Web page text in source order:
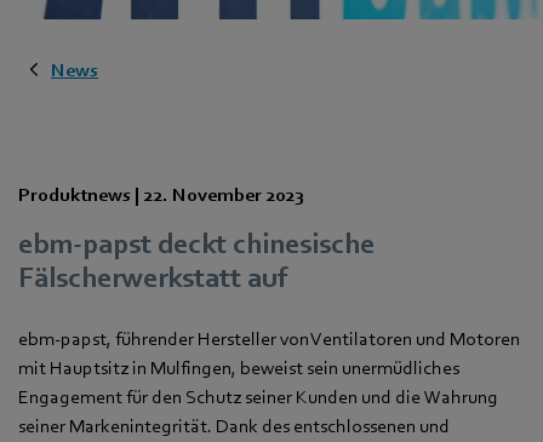
News
Produktnews | 22. November 2023
ebm‑papst deckt chinesische
Fälscherwerkstatt auf
ebm‑papst, führender Hersteller von Ventilatoren und Motoren
mit Hauptsitz in Mulfingen, beweist sein unermüdliches
Engagement für den Schutz seiner Kunden und die Wahrung
seiner Markenintegrität. Dank des entschlossenen und